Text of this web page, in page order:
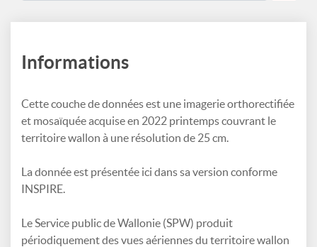
Informations
Cette couche de données est une imagerie orthorectifiée
et mosaïquée acquise en 2022 printemps couvrant le
territoire wallon à une résolution de 25 cm.
La donnée est présentée ici dans sa version conforme
INSPIRE.
Le Service public de Wallonie (SPW) produit
périodiquement des vues aériennes du territoire wallon